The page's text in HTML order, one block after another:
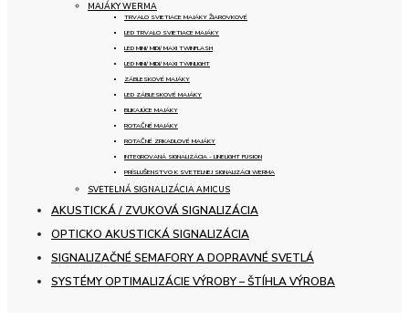
MAJÁKY WERMA
TRVALO SVIETIACE MAJÁKY ŽIAROVKOVÉ
LED TRVALO SVIETIACE MAJÁKY
LED MINI/ MIDI/ MAXI TWINFLASH
LED MINI/ MIDI/ MAXI TWINLIGHT
ZÁBLESKOVÉ MAJÁKY
LED ZÁBLESKOVÉ MAJÁKY
BLIKAJÚCE MAJÁKY
ROTAČNÉ MAJÁKY
ROTAČNÉ ZRKADLOVÉ MAJÁKY
INTEGROVANÁ SIGNALIZÁCIA - LINELIGHT FUSION
PRÍSLUŠENSTVO K SVETELNEJ SIGNALIZÁCII WERMA
SVETELNÁ SIGNALIZÁCIA AMICUS
AKUSTICKÁ / ZVUKOVÁ SIGNALIZÁCIA
OPTICKO AKUSTICKÁ SIGNALIZÁCIA
SIGNALIZAČNÉ SEMAFORY A DOPRAVNÉ SVETLÁ
SYSTÉMY OPTIMALIZÁCIE VÝROBY – ŠTÍHLA VÝROBA